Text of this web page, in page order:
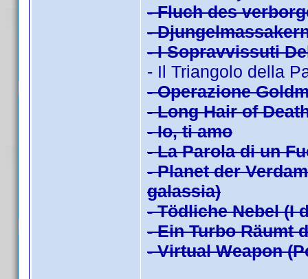
- Fluch des
-
- I Sopravvissuti
- Il Triangolo della
- Operazione
- Long Hair of
- Io, ti amo
- La Parola di un
- Planet der
galassia)
- Tödliche Nebel (I
- Ein Turbo Räumt
- Virtual Weapon